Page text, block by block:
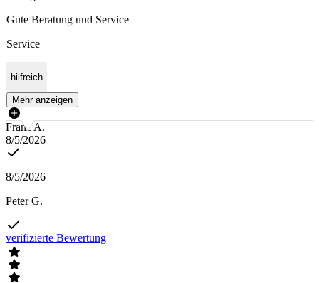
Gute Beratung und Service
Service
hilfreich
Mehr anzeigen
Franz A.
8/5/2026
8/5/2026
Peter G.
verifizierte Bewertung